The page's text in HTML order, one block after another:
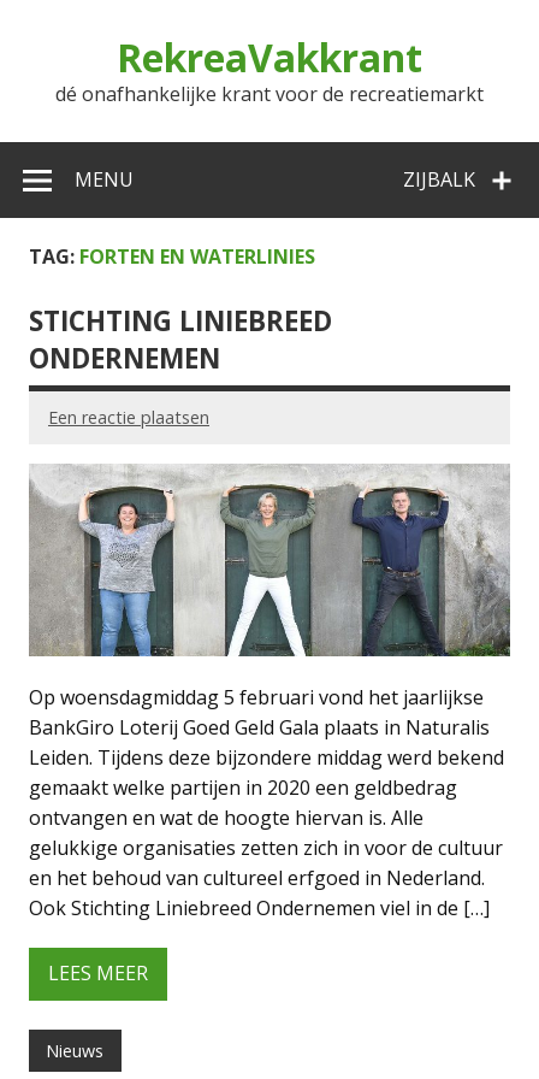
RekreaVakkrant
dé onafhankelijke krant voor de recreatiemarkt
ZIJBALK
MENU
TAG: FORTEN EN WATERLINIES
STICHTING LINIEBREED
ONDERNEMEN
Een reactie plaatsen
Op woensdagmiddag 5 februari vond het jaarlijkse
BankGiro Loterij Goed Geld Gala plaats in Naturalis
Leiden. Tijdens deze bijzondere middag werd bekend
gemaakt welke partijen in 2020 een geldbedrag
ontvangen en wat de hoogte hiervan is. Alle
gelukkige organisaties zetten zich in voor de cultuur
en het behoud van cultureel erfgoed in Nederland.
Ook Stichting Liniebreed Ondernemen viel in de […]
LEES MEER
Nieuws